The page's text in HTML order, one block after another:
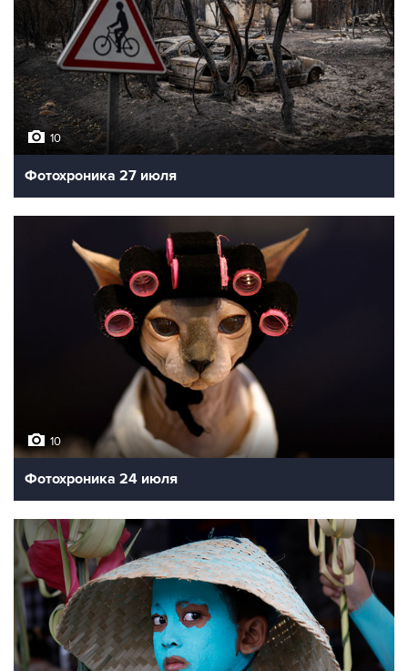
10
Фотохроника 27 июля
10
Фотохроника 24 июля